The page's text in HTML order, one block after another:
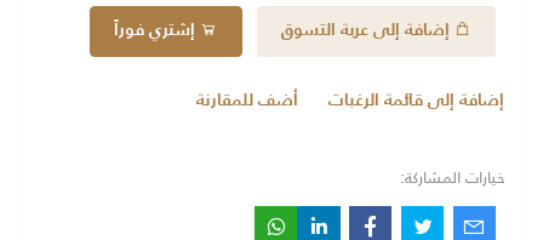
إضافة إلى عربة التسوق إشتري فوراً
إضافة إلى قائمة الرغبات أضف للمقارنة
خيارات المشاركة: